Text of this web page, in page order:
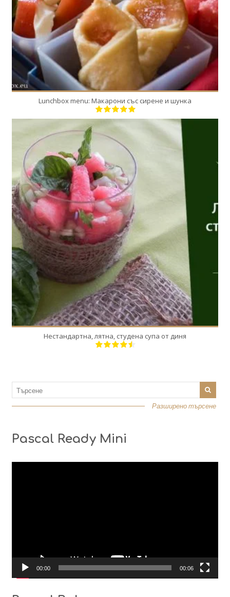
Lunchbox menu: Макарони със сирене и шунка
4
Нестандартна, лятна, студена супа от диня
Разширено търсене
Pascal Ready Mini
00:00 00:06